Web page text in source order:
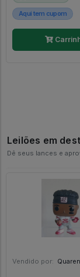
Aqui tem cupom
Leilões em
Dê seus lances e
Vendido por: